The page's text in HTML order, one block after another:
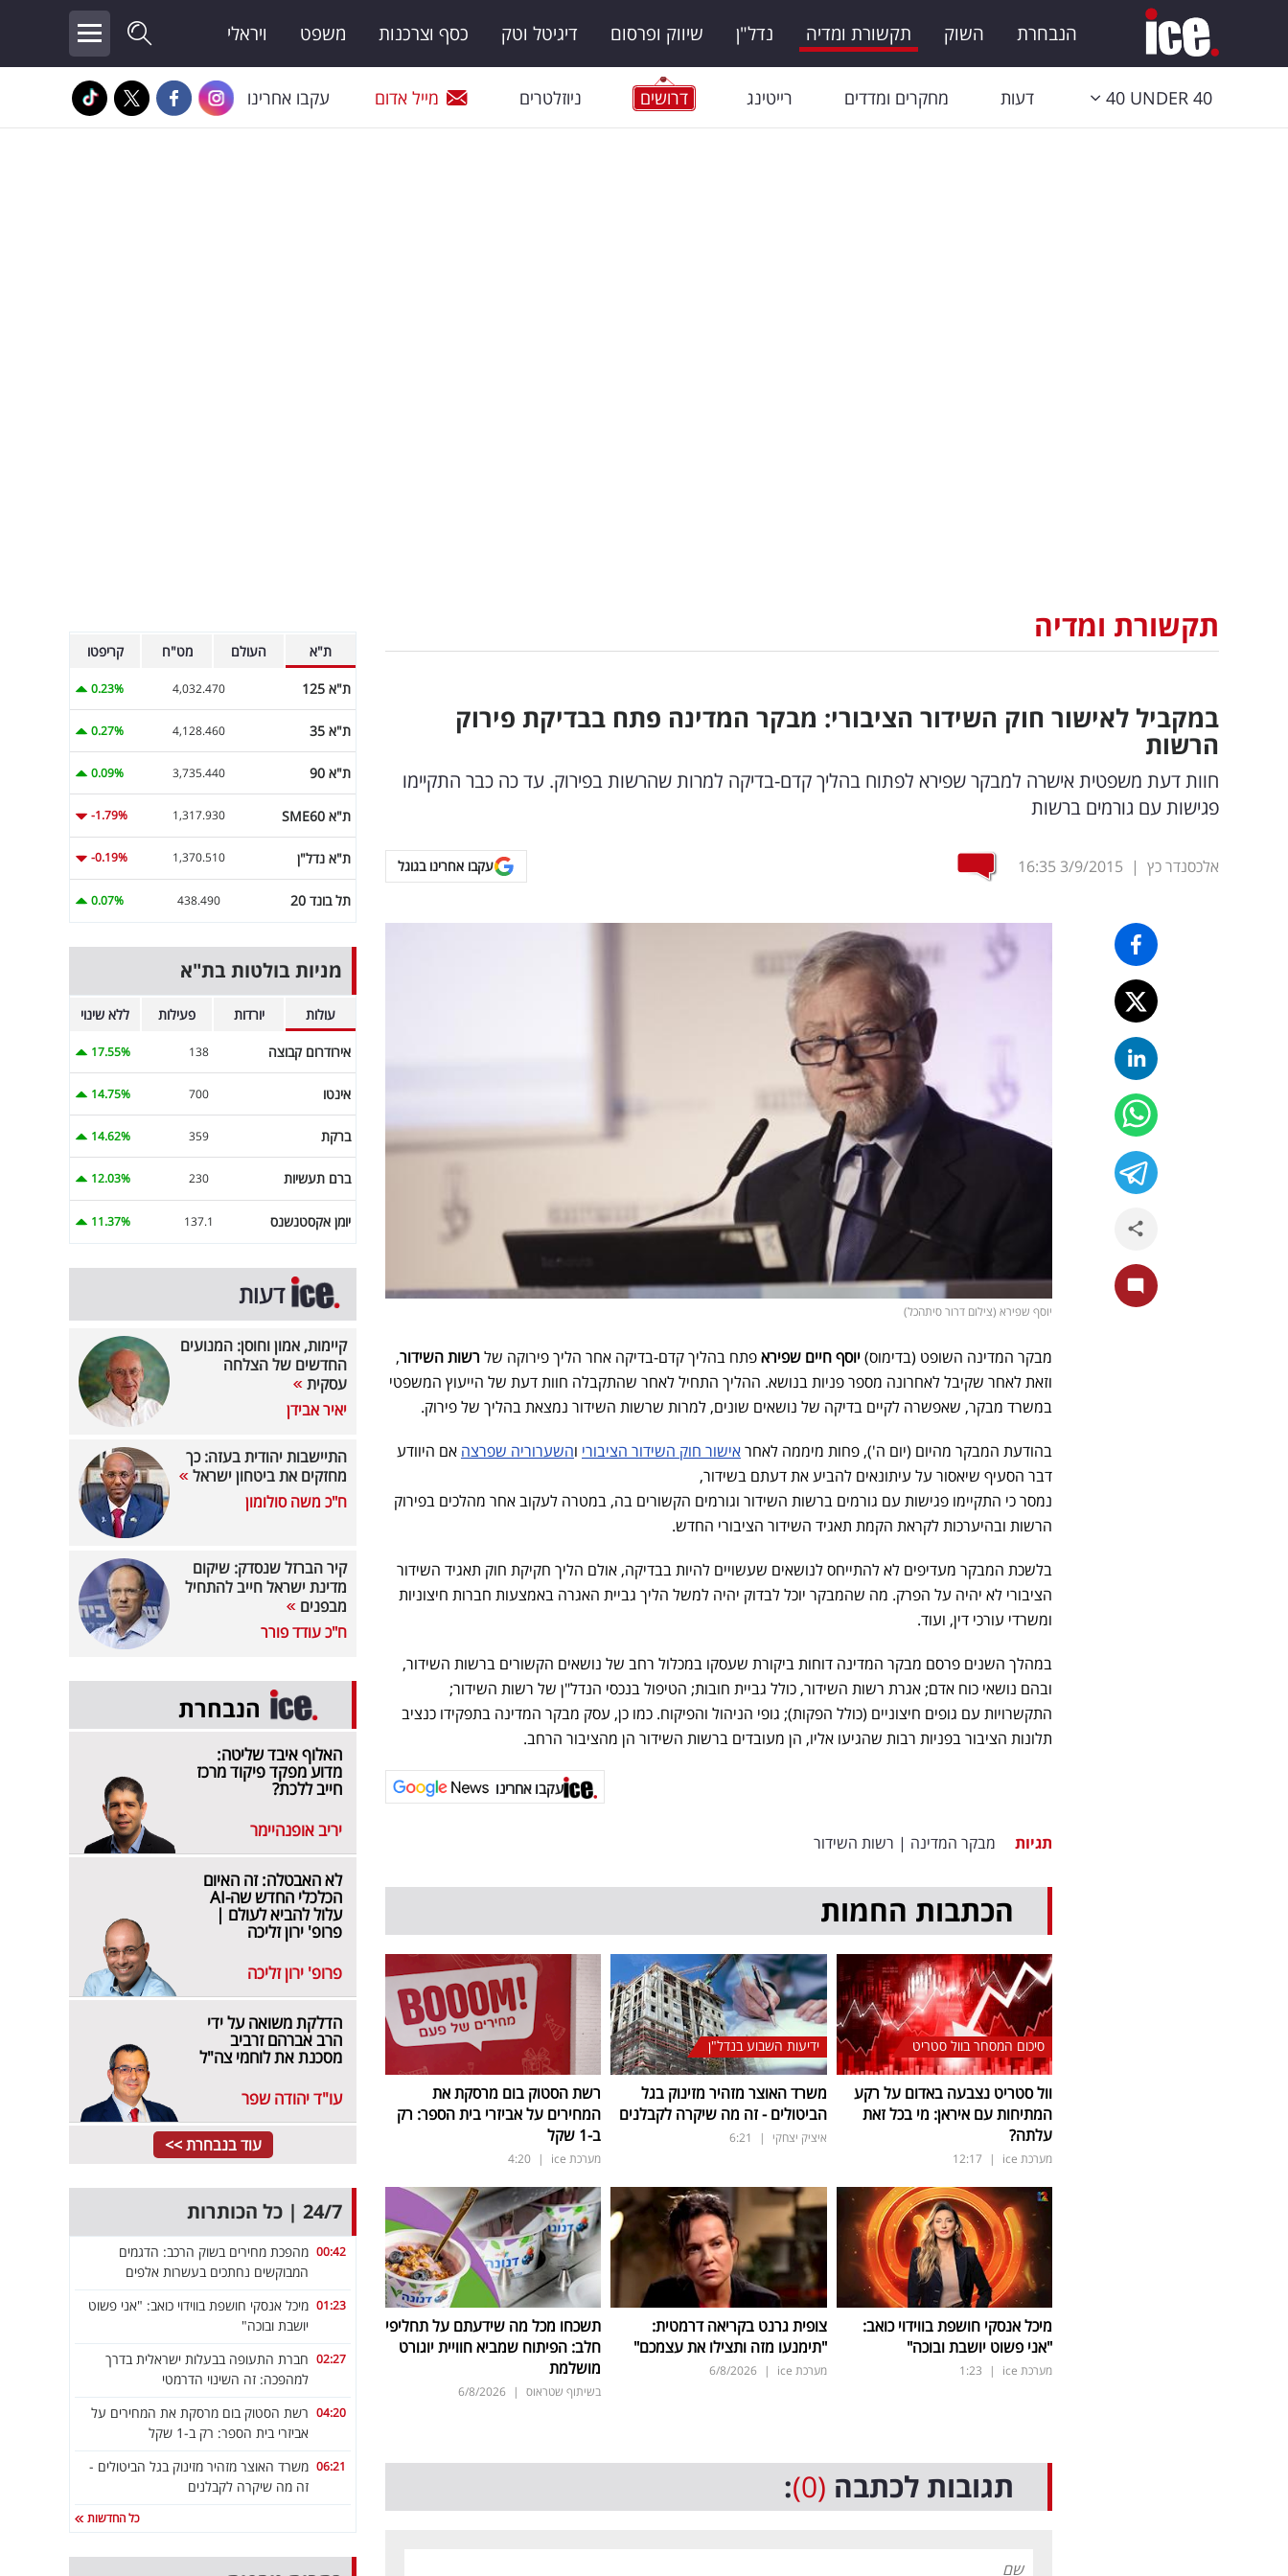
הנבחרת השוק תקשורת ומדיה נדל"ן שיווק ופרסום דיגיטל וטק כסף וצרכנות משפט ויראלי
40 UNDER 40 דעות מחקרים ומדדים רייטינג דרושים ניוזלטרים מייל אדום עקבו אחרינו
תקשורת ומדיה
במקביל לאישור חוק השידור הציבורי: מבקר המדינה פתח בבדיקת פירוק
הרשות
חוות דעת משפטית אישרה למבקר שפירא לפתוח בהליך קדם-בדיקה למרות שהרשות בפירוק. עד כה כבר התקיימו
פגישות עם גורמים ברשות
אלכסנדר כץ |
3/9/2015
16:35 עקבו אחרינו בגוגל
יוסף שפירא (צילום דרור סיתהכל)
מבקר המדינה השופט (בדימוס)יוסף חיים שפיראפתח בהליך קדם-בדיקה אחר הליך פירוקה של רשות השידור,
וזאת לאחר שקיבל לאחרונה מספר פניות בנושא. ההליך התחיל לאחר שהתקבלה חוות דעת של הייעוץ המשפטי
במשרד מבקר, שאפשרה לקיים בדיקה של נושאים שונים, למרות שרשות השידור נמצאת בהליך של פירוק.
בהודעת המבקר מהיום (יום ה'), פחות מיממה לאחראישור חוק השידור הציבורי והשערוריה שפרצה אם היוודע
דבר הסעיף שיאסור על עיתונאים להביע את דעתם בשידור,
נמסר כי התקיימו פגישות עם גורמים ברשות השידור וגורמים הקשורים בה, במטרה לעקוב אחר מהלכים בפירוק
הרשות ובהיערכות לקראת הקמת תאגיד השידור הציבורי החדש.
בלשכת המבקר מעדיפים לא להתייחס לנושאים שעשויים להיות בבדיקה, אולם הליך חקיקת חוק תאגיד השידור
הציבורי לא יהיה על הפרק. מה שהמבקר יוכל לבדוק יהיה למשל הליך גביית האגרה באמצעות חברות חיצוניות
ומשרדי עורכי דין, ועוד.
במהלך השנים פרסם מבקר המדינה דוחות ביקורת שעסקו במכלול רחב של נושאים הקשורים ברשות השידור,
ובהם נושאי כוח אדם; אגרת רשות השידור, כולל גביית חובות; הטיפול בנכסי הנדל"ן של רשות השידור;
התקשרויות עם גופים חיצוניים (כולל הפקות); גופי הניהול והפיקוח. כמו כן, עסק מבקר המדינה בתפקידו כנציב
תלונות הציבור בפניות רבות שהגיעו אליו, הן מעובדים ברשות השידור הן מהציבור הרחב.
עקבו אחרינו
תגיות מבקר המדינה | רשות השידור
הכתבות החמות
סיכום המסחר בוול סטריט
וול סטריט נצבעה באדום על רקע
המתיחות עם איראן: מי בכל זאת
עלתה?
מערכת ice |
12:17
ידיעות השבוע בנדל"ן
משרד האוצר מזהיר מזינוק בגל
הביטולים - זה מה שיקרה לקבלנים
איציק יצחקי |
6:21
רשת הסטוק בום מרסקת את
המחירים על אביזרי בית הספר: רק
ב-1 שקל
מערכת ice |
4:20
מיכל אנסקי חושפת בווידוי כואב:
"אני פשוט יושבת ובוכה"
מערכת ice |
1:23
צופית גרנט בקריאה דרמטית:
"תימנעו מזה ותצילו את עצמכם"
מערכת ice |
6/8/2026
תשכחו מכל מה שידעתם על תחליפי
חלב: הפיתוח שמביא חוויית יוגורט
מושלמת
בשיתוף שטראוס |
6/8/2026
תגובות לכתבה (0)
:
ת"א העולם מט"ח קריפטו
ת"א 125 4,032.470
0.23%
ת"א 35 4,128.460
0.27%
ת"א 90 3,735.440
0.09%
ת"א SME60 1,317.930
-1.79%
ת"א נדל"ן 1,370.510
-0.19%
תל בונד 20 438.490
0.07%
מניות בולטות בת"א
עולות יורדות פעילות ללא שינוי
אירודרום קבוצה 138
17.55%
אינטו 700
14.75%
ברקת 359
14.62%
ברם תעשיות 230
12.03%
יומן אקסטנשנס 137.1
11.37%
דעות
קיימות, אמון וחוסן: המנועים
החדשים של הצלחה
עסקית
יאיר אבידן
התיישבות יהודית בעזה: כך
מחזקים את ביטחון ישראל
ח"כ משה סולומון
קיר הברזל שנסדק: שיקום
מדינת ישראל חייב להתחיל
מבפנים
ח"כ עודד פורר
הנבחרת
האלוף איבד שליטה:
מדוע מפקד פיקוד מרכז
חייב ללכת?
יריב אופנהיימר
לא האבטלה: זה האיום
הכלכלי החדש שה-AI
עלול להביא לעולם |
פרופ' ירון זליכה
פרופ' ירון זליכה
הדלקת משואה על ידי
הרב אברהם זרביב
מסכנת את לוחמי צה"ל
עו"ד יהודה שפר
עוד בנבחרת >>
24/7 | כל הכותרות
00:42 מהפכת מחירים בשוק הרכב: הדגמים
המבוקשים נחתכים בעשרות אלפים
01:23 מיכל אנסקי חושפת בווידוי כואב: "אני פשוט
יושבת ובוכה"
02:27 חברת התעופה בבעלות ישראלית בדרך
למהפכה: זה השינוי הדרמטי
04:20 רשת הסטוק בום מרסקת את המחירים על
אביזרי בית הספר: רק ב-1 שקל
06:21 משרד האוצר מזהיר מזינוק בגל הביטולים -
זה מה שיקרה לקבלנים
כל החדשות